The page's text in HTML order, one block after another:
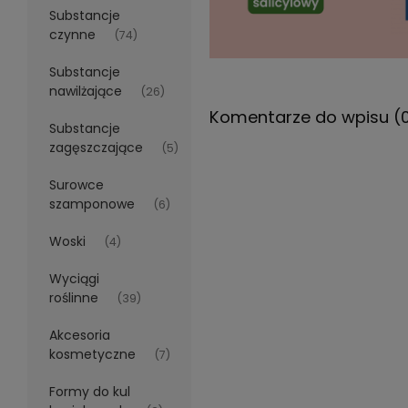
Substancje
czynne
(74)
Substancje
nawilżające
(26)
Substancje
zagęszczające
(5)
Surowce
szamponowe
(6)
Woski (4)
Wyciągi
roślinne
(39)
Akcesoria
kosmetyczne
(7)
Formy do kul
Komentarze do wpisu